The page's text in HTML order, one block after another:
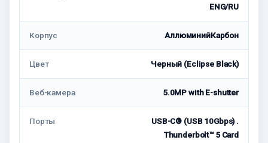
ENG/RU
Корпус АллюминийКарбон
Цвет Черный (Eclipse Black)
Веб-камера 5.0MP with E-shutter
Порты
USB-C® (USB 10Gbps) .
Thunderbolt™ 5 Card